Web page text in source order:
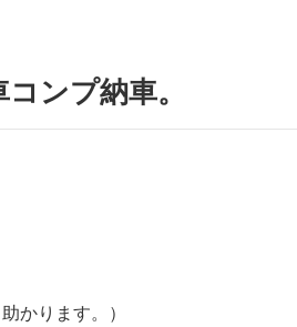
ンプ納車。
かります。）